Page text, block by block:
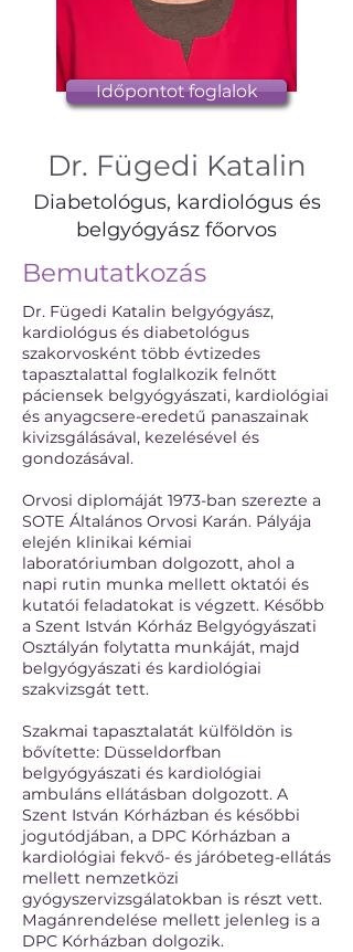
Időpontot foglalok
Dr. Fügedi Katalin
Diabetológus, kardiológus és
belgyógyász főorvos
Bemutatkozás
Dr. Fügedi Katalin belgyógyász,
kardiológus és diabetológus
szakorvosként több évtizedes
tapasztalattal foglalkozik felnőtt
páciensek belgyógyászati, kardiológiai
és anyagcsere-eredetű panaszainak
kivizsgálásával, kezelésével és
gondozásával.
Orvosi diplomáját 1973-ban szerezte a
SOTE Általános Orvosi Karán. Pályája
elején klinikai kémiai
laboratóriumban dolgozott, ahol a
napi rutin munka mellett oktatói és
kutatói feladatokat is végzett. Később
a Szent István Kórház Belgyógyászati
Osztályán folytatta munkáját, majd
belgyógyászati és kardiológiai
szakvizsgát tett.
Szakmai tapasztalatát külföldön is
bővítette: Düsseldorfban
belgyógyászati és kardiológiai
ambuláns ellátásban dolgozott. A
Szent István Kórházban és későbbi
jogutódjában, a DPC Kórházban a
kardiológiai fekvő- és járóbeteg-ellátás
mellett nemzetközi
gyógyszervizsgálatokban is részt vett.
Magánrendelése mellett jelenleg is a
DPC Kórházban dolgozik.